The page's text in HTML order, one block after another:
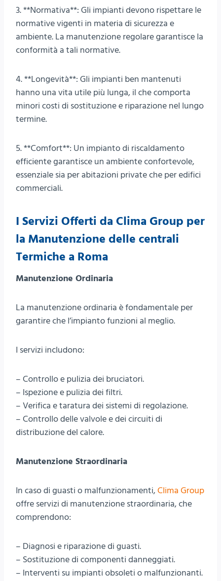
3. **Normativa**: Gli impianti devono rispettare le
normative vigenti in materia di sicurezza e
ambiente. La manutenzione regolare garantisce la
conformità a tali normative.
4. **Longevità**: Gli impianti ben mantenuti
hanno una vita utile più lunga, il che comporta
minori costi di sostituzione e riparazione nel lungo
termine.
5. **Comfort**: Un impianto di riscaldamento
efficiente garantisce un ambiente confortevole,
essenziale sia per abitazioni private che per edifici
commerciali.
I Servizi Offerti da Clima Group per
la Manutenzione delle centrali
Termiche a Roma
Manutenzione Ordinaria
La manutenzione ordinaria è fondamentale per
garantire che l’impianto funzioni al meglio.
I servizi includono:
– Controllo e pulizia dei bruciatori.
– Ispezione e pulizia dei filtri.
– Verifica e taratura dei sistemi di regolazione.
– Controllo delle valvole e dei circuiti di
distribuzione del calore.
Manutenzione Straordinaria
In caso di guasti o malfunzionamenti,Clima Group
offre servizi di manutenzione straordinaria, che
comprendono:
– Diagnosi e riparazione di guasti.
– Sostituzione di componenti danneggiati.
– Interventi su impianti obsoleti o malfunzionanti.